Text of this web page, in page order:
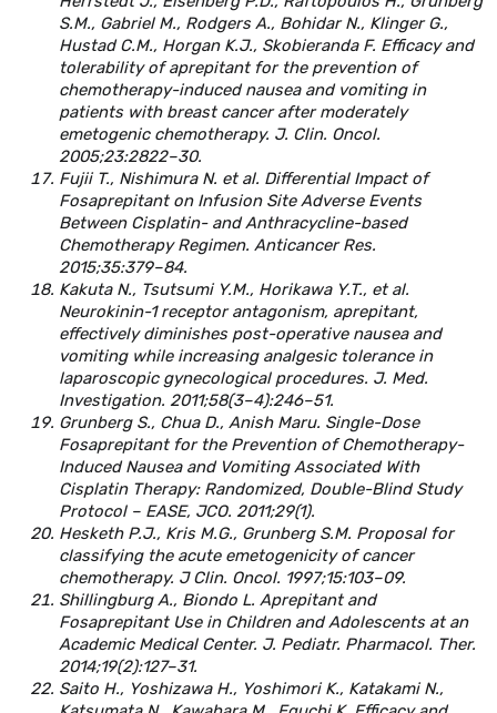
S.M., Gabriel M., Rodgers A., Bohidar N., Klinger G.,
Hustad C.M., Horgan K.J., Skobieranda F. Efficacy and
tolerability of aprepitant for the prevention of
chemotherapy-induced nausea and vomiting in
patients with breast cancer after moderately
emetogenic chemotherapy. J. Clin. Oncol.
2005;23:2822–30.
Fujii T., Nishimura N. et al. Differential Impact of
Fosaprepitant on Infusion Site Adverse Events
Between Cisplatin- and Anthracycline-based
Chemotherapy Regimen. Anticancer Res.
2015;35:379–84.
Kakuta N., Tsutsumi Y.M., Horikawa Y.T., et al.
Neurokinin-1 receptor antagonism, aprepitant,
effectively diminishes post-operative nausea and
vomiting while increasing analgesic tolerance in
laparoscopic gynecological procedures. J. Med.
Investigation. 2011;58(3–4):246–51.
Grunberg S., Chua D., Anish Maru. Single-Dose
Fosaprepitant for the Prevention of Chemotherapy-
Induced Nausea and Vomiting Associated With
Сisplatin Therapy: Randomized, Double-Blind Study
Protocol – EASE, JCO. 2011;29(1).
Hesketh P.J., Kris M.G., Grunberg S.M. Proposal for
classifying the acute emetogenicity of cancer
chemotherapy. J Clin. Oncol. 1997;15:103–09.
Shillingburg A., Biondo L. Aprepitant and
Fosaprepitant Use in Children and Adolescents at an
Academic Medical Center. J. Pediatr. Pharmacol. Ther.
2014;19(2):127–31.
Saito H., Yoshizawa H., Yoshimori K., Katakami N.,